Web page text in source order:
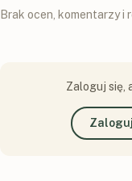
Brak ocen, komentarzy i
Zaloguj się,